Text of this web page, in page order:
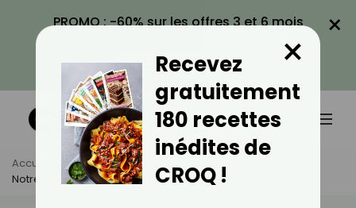
PROMO : -60% sur les offres 3 et 6 mois
VOIR LA PROMO
×
Accueil Actus
Sport
Notre Recette D'omelette Aux Asperges 🍳
Recevez
gratuitement
180 recettes
inédites de
CROQ !
×